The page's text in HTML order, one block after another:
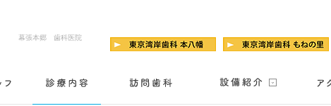
幕張本郷 歯科医院